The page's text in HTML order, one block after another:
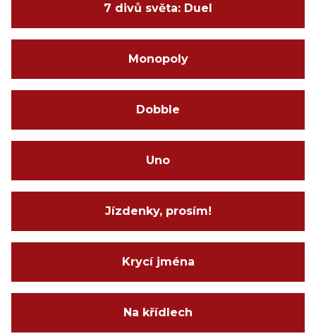
7 divů světa: Duel
Monopoly
Dobble
Uno
Jízdenky, prosím!
Krycí jména
Na křídlech